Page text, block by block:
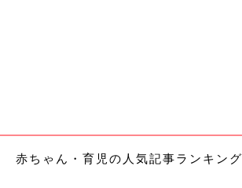
赤ちゃん・育児の人気記事ランキング